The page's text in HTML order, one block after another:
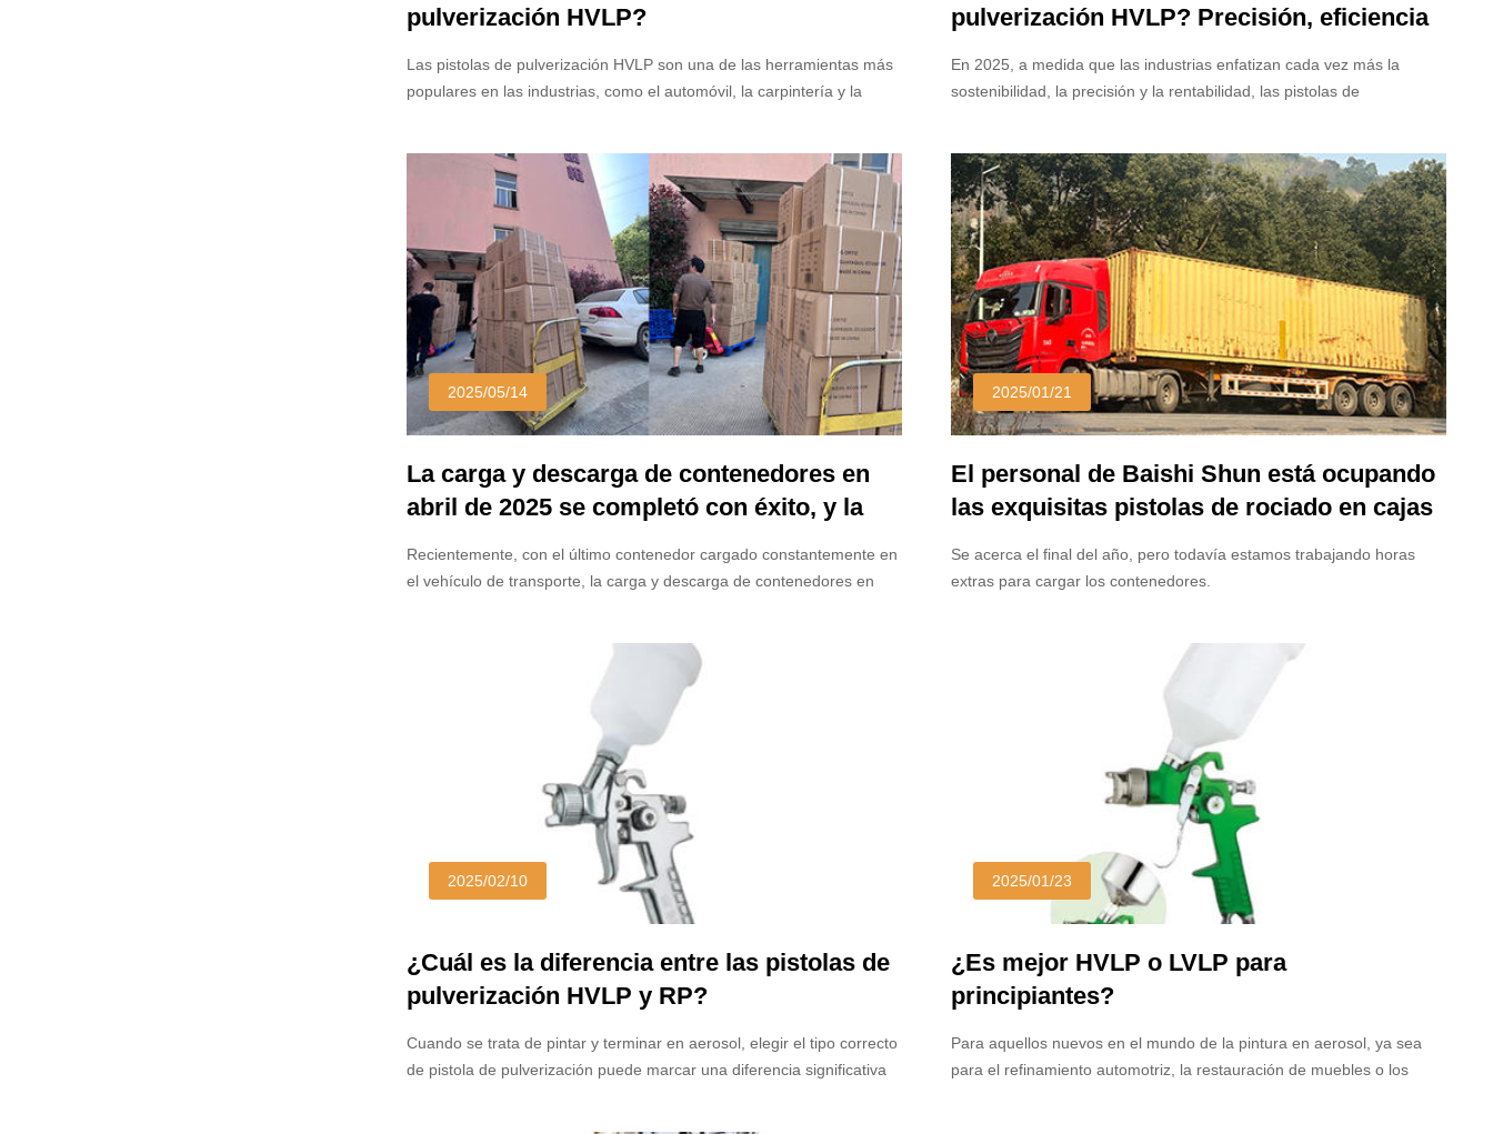
pulverización HVLP?
Las pistolas de pulverización HVLP son una de las herramientas más
populares en las industrias, como el automóvil, la carpintería y la
aplicación precisa al tiempo que minimizan la exuición. Pero, ¿qué
hace que estas pistolas de rociado sean tan versátiles y por qué se
usan ampliamente en varios campos?
pulverización HVLP? Precisión, eficiencia
En 2025, a medida que las industrias enfatizan cada vez más la
sostenibilidad, la precisión y la rentabilidad, las pistolas de
industriales. Pero, ¿qué hace que estos sistemas de rociado se
destaquen en un mercado lleno de gente de herramientas de pintura?
Exploremos las ventajas clave de las pistolas de rociado HVLP que
están impulsando la adopción generalizada.
2025/05/14
La carga y descarga de contenedores en
abril de 2025 se completó con éxito, y la
Recientemente, con el último contenedor cargado constantemente en
el vehículo de transporte, la carga y descarga de contenedores en
2025/01/21
El personal de Baishi Shun está ocupando
las exquisitas pistolas de rociado en cajas
Se acerca el final del año, pero todavía estamos trabajando horas
extras para cargar los contenedores.
2025/02/10
¿Cuál es la diferencia entre las pistolas de
pulverización HVLP y RP?
Cuando se trata de pintar y terminar en aerosol, elegir el tipo correcto
de pistola de pulverización puede marcar una diferencia significativa
2025/01/23
¿Es mejor HVLP o LVLP para
principiantes?
Para aquellos nuevos en el mundo de la pintura en aerosol, ya sea
para el refinamiento automotriz, la restauración de muebles o los